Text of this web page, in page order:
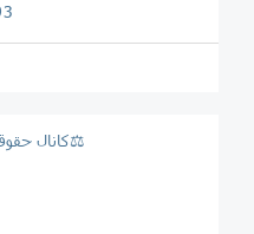
کانال حقوقی دکتر سهيل طاهری⚖